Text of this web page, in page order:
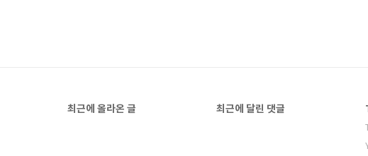
최근에 올라온 글 최근에 달린 댓글